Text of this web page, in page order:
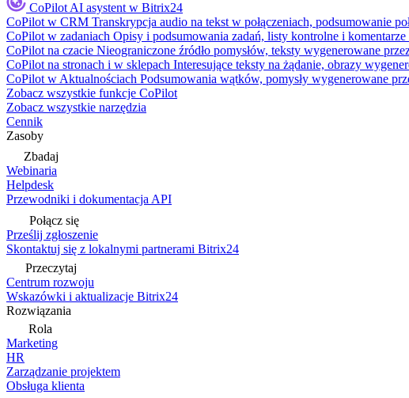
CoPilot AI asystent w Bitrix24
CoPilot w CRM Transkrypcja audio na tekst w połączeniach, podsumowanie
CoPilot w zadaniach Opisy i podsumowania zadań, listy kontrolne i
CoPilot na czacie Nieograniczone źródło pomysłów, teksty wygenerowane
CoPilot na stronach i w sklepach Interesujące teksty na żądanie, obrazy
CoPilot w Aktualnościach Podsumowania wątków, pomysły wygenerowane
Zobacz wszystkie funkcje CoPilot
Zobacz wszystkie narzędzia
Cennik
Zasoby
Zbadaj
Webinaria
Helpdesk
Przewodniki i dokumentacja API
Połącz się
Prześlij zgłoszenie
Skontaktuj się z lokalnymi partnerami Bitrix24
Przeczytaj
Centrum rozwoju
Wskazówki i aktualizacje Bitrix24
Rozwiązania
Rola
Marketing
HR
Zarządzanie projektem
Obsługa klienta